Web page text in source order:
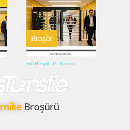
Full Height - PT Series
Broşür
Broşürü